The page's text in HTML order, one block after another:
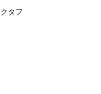
タフ